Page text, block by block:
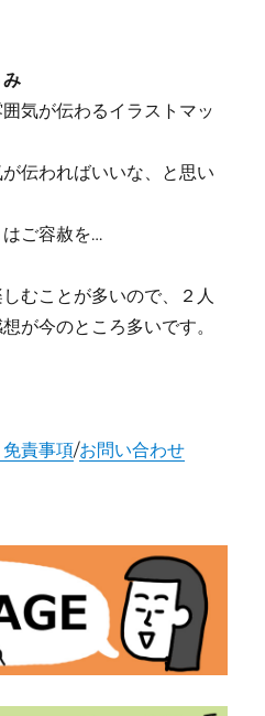
気が伝わるイラストマッ
伝わればいいな、と思い
ご容赦を…
むことが多いので、２人
が今のところ多いです。
責事項/お問い合わせ